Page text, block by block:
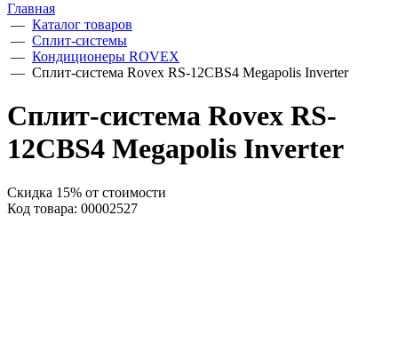
Главная
— Каталог товаров
— Сплит-системы
— Кондиционеры ROVEX
— Сплит-система Rovex RS-12CBS4 Megapolis Inverter
Сплит-система Rovex RS-
12CBS4 Megapolis Inverter
Скидка 15% от стоимости
Код товара: 00002527